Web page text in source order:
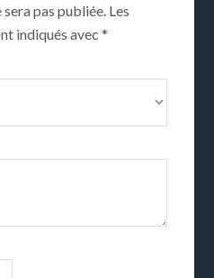
pas publiée. Les
indiqués avec*